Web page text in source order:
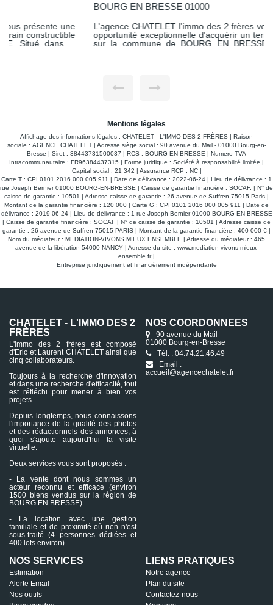
BOURG EN BRESSE 01000
L'agence CHATELET l'immo des 2 frères vous présente une
opportunité exceptionnelle d'acquérir un terrain constructible
sur la commune de BOURG EN BRESSE. Situé dans le
l'agence CHATELET l'immo des 2 frères pour plus
Terrain Bourg En Bresse 452 m2
quartier Grand Challes, ce terrain offre un très belle
emplacement. Caractéristiques du terrain : - Superficie totale
de 452 m². - Terrain plat. - Parcelle en bordure de Rue.
Accès facile. - A viabiliser. Contactez dès maintenant
l'agence CHATELET l'immo des 2 frères pour plus
d'informations ou pour planifier une visite.
Mentions légales
Affichage des informations légales : CHATELET - L'IMMO DES 2 FRÈRES | Raison
sociale : AGENCE CHATELET | Adresse siège social : 90 avenue du Mail - 01000 Bourg-en-
Bresse | Siret : 38443731500037 | RCS : BOURG-EN-BRESSE | Numero TVA
Intracommunautaire : FR96384437315 | Forme juridique : Société à responsabilité limitée |
Capital social : 21 342 | Assurance RCP : NC |
Carte T : CPI 0101 2016 000 005 911 | Date de délivrance : 2022-06-24 | Lieu de délivrance : 1
rue Joseph Bernier 01000 BOURG-EN-BRESSE | Caisse de garantie financière : SOCAF. | N° de
caisse de garantie : 10501 | Adresse caisse de garantie : 26 avenue de Suffren 75015 Paris |
Montant de la garantie financière : 120 000 | Carte G : CPI 0101 2016 000 005 911 | Date de
délivrance : 2019-06-24 | Lieu de délivrance : 1 rue Joseph Bernier 01000 BOURG-EN-BRESSE
| Caisse de garantie financière : SOCAF | N° de caisse de garantie : 10501 | Adresse caisse de
garantie : 26 avenue de Suffren 75015 PARIS | Montant de la garantie financière : 400 000 € |
Nom du médiateur : MEDIATION-VIVONS MIEUX ENSEMBLE | Adresse du médiateur : 465
avenue de la libération 54000 NANCY | Adresse du site : www.mediation-vivons-mieux-
ensemble.fr|
Entreprise juridiquement et financièrement indépendante
CHATELET - L'IMMO DES 2
FRÈRES
L'immo des 2 frères est composé
d'Eric et Laurent CHATELET ainsi que
cinq collaborateurs.
Toujours à la recherche d'innovation
et dans une recherche d'efficacité, tout
est réfléchi pour mener à bien vos
projets.
Depuis longtemps, nous connaissons
l'importance de la qualité des photos
et des rédactionnels des annonces, à
quoi s'ajoute aujourd'hui la visite
virtuelle.
Deux services vous sont proposés :
- La vente dont nous sommes un
acteur reconnu et efficace (environ
1500 biens vendus sur la région de
BOURG EN BRESSE).
- La location avec une gestion
familiale et de proximité où rien n'est
sous-traité (4 personnes dédiées et
400 lots environ).
NOS COORDONNÉES
90 avenue du Mail
01000 Bourg-en-Bresse
Tél. : 04.74.21.46.49
Email :
accueil@agencechatelet.fr
NOS SERVICES
Estimation
Alerte Email
Nos outils
LIENS PRATIQUES
Notre agence
Plan du site
Contactez-nous